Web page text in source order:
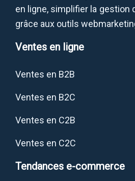
en ligne, simplifier la gestion
grâce aux outils
Ventes en ligne
Ventes en B2B
Ventes en B2C
Ventes en C2B
Ventes en C2C
Tendances e-commerce